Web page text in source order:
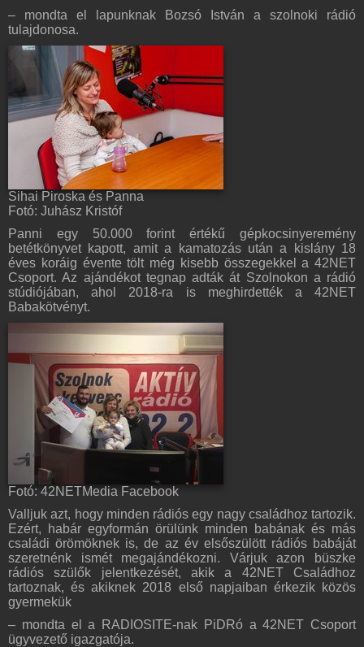
– mondta el lapunknak Bozsó István a szolnoki rádió
tulajdonosa.
Sihai Piroska és Panna
Fotó: Juhász Kristóf
Panni egy 50.000 forint értékű gépkocsinyeremény
betétkönyvet kapott, amit a kamatozás után a kislány 18
éves koráig évente tölt még kisebb összegekkel a 42NET
Csoport. Az ajándékot tegnap adták át Szolnokon a rádió
stúdiójában, ahol 2018-ra is meghirdették a 42NET
Babakötvényt.
Fotó: 42NETMedia Facebook
Valljuk azt, hogy minden rádiós egy nagy családhoz tartozik.
Ezért, habár egyformán örülünk minden babának és más
családi örömöknek is, de az év elsőszülött rádiós babáját
szeretnénk ismét megajándékozni. Várjuk azon büszke
rádiós szülők jelentkezését, akik a 42NET Családhoz
tartoznak, és akiknek 2018 első napjaiban érkezik közös
gyermekük
– mondta el a RADIOSITE-nak PiDRó a 42NET Csoport
ügyvezető igazgatója.